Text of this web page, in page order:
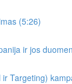
(5:26)
ir jos
Targeting)